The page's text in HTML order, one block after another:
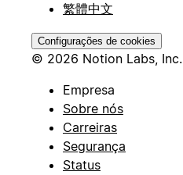
繁體中文
Configurações de cookies
© 2026 Notion Labs, Inc.
Empresa
Sobre nós
Carreiras
Segurança
Status